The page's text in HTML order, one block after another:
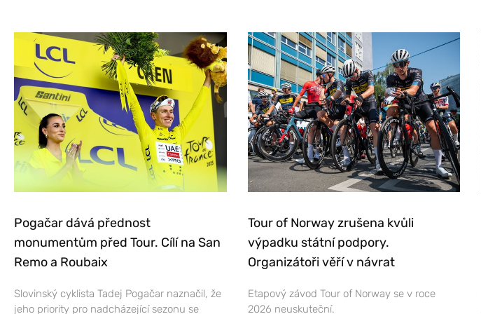
Pogačar dává přednost
monumentům před Tour. Cílí na San
Remo a Roubaix
Slovinský cyklista Tadej Pogačar naznačil, že
jeho priority pro nadcházející sezonu se
Tour of Norway zrušena kvůli
výpadku státní podpory.
Organizátoři věří v návrat
Etapový závod Tour of Norway se v roce
2026 neuskuteční.